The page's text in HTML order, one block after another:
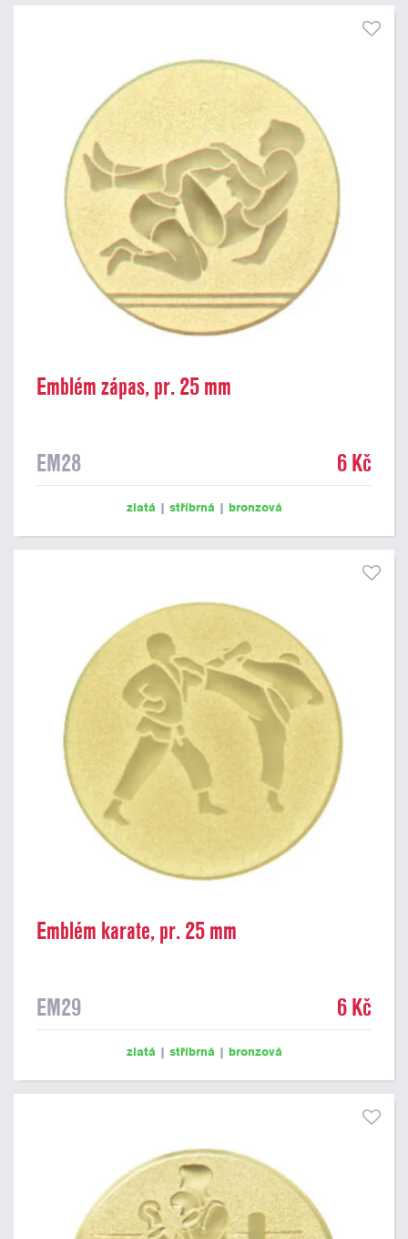
Emblém zápas, pr. 25 mm
EM28 6 Kč
zlatá | stříbrná | bronzová
Emblém karate, pr. 25 mm
EM29 6 Kč
zlatá | stříbrná | bronzová